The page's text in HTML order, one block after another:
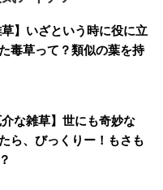
】いざという時に役に立
毒草って？類似の葉を持
な雑草】世にも奇妙な
ら、びっくりー！もさも